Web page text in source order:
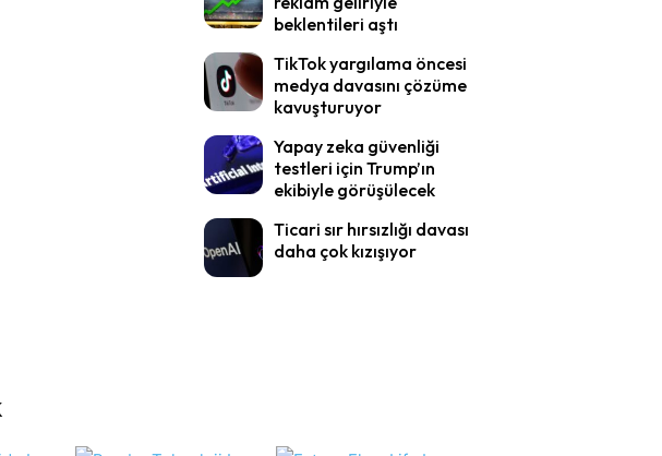
beklentileri aştı
TikTok yargılama öncesi
medya davasını çözüme
kavuşturuyor
Yapay zeka güvenliği
testleri için Trump’ın
ekibiyle görüşülecek
Ticari sır hırsızlığı davası
daha çok kızışıyor